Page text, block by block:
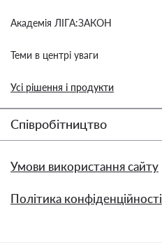
Академія ЛІГА:ЗАКОН
Теми в центрі уваги
Усі рішення і продукти
Співробітництво
Умови використання сайту
Політика конфіденційності